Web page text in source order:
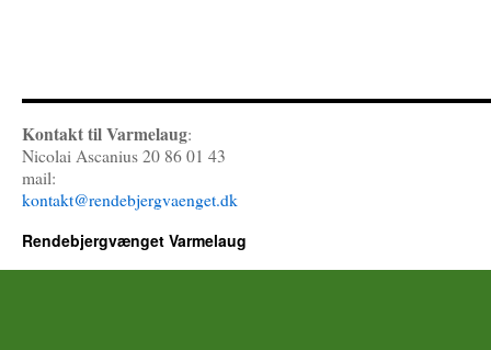
Kontakt til Varmelaug:
Nicolai Ascanius 20 86 01 43
mail:
kontakt@rendebjergvaenget.dk
Rendebjergvænget Varmelaug